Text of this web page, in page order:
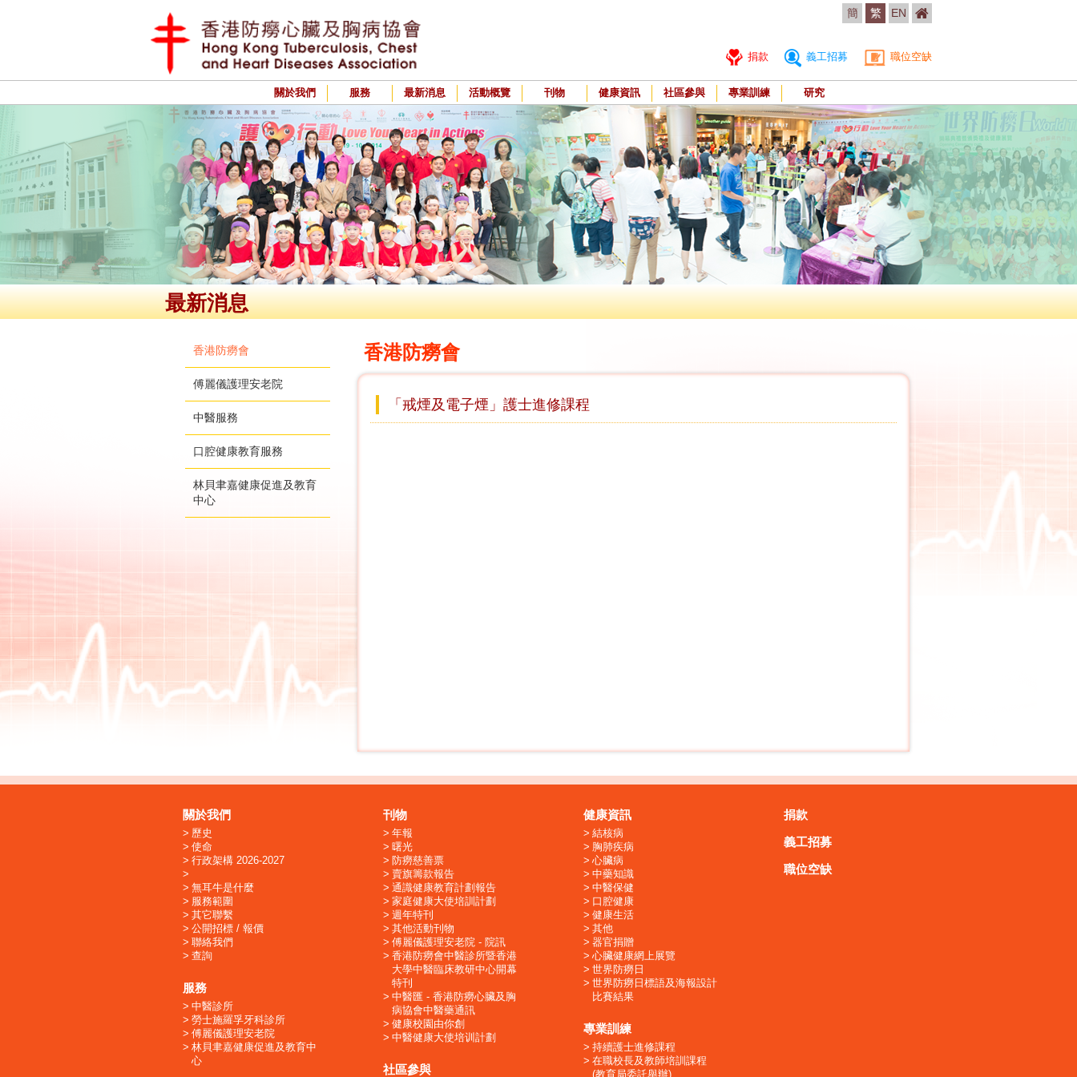
簡 繁 EN
捐款 義工招募 職位空缺
關於我們 服務 最新消息 活動概覽 刊物 健康資訊 社區參與 專業訓練 研究
最新消息
香港防癆會
傅麗儀護理安老院
中醫服務
口腔健康教育服務
林貝聿嘉健康促進及教育
中心
香港防癆會
「戒煙及電子煙」護士進修課程
關於我們
歷史
使命
行政架構 2026-2027
無耳牛是什麼
服務範圍
其它聯繫
公開招標 / 報價
聯絡我們
查詢
服務
中醫診所
勞士施羅孚牙科診所
傅麗儀護理安老院
林貝聿嘉健康促進及教育中
心
刊物
年報
曙光
防癆慈善票
賣旗籌款報告
通識健康教育計劃報告
家庭健康大使培訓計劃
週年特刊
其他活動刊物
傅麗儀護理安老院 - 院訊
香港防癆會中醫診所暨香港
大學中醫臨床教研中心開幕
特刊
中醫匯 - 香港防癆心臟及胸
病協會中醫藥通訊
健康校園由你創
中醫健康大使培训計劃
社區參與
健康資訊
結核病
胸肺疾病
心臟病
中藥知識
中醫保健
口腔健康
健康生活
其他
器官捐贈
心臟健康網上展覽
世界防癆日
世界防癆日標語及海報設計
比賽結果
專業訓練
持續護士進修課程
在職校長及教師培訓課程
(教育局委託舉辦)
捐款
義工招募
職位空缺